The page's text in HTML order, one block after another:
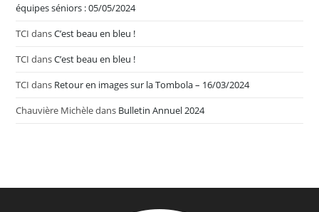
équipes séniors : 05/05/2024
TCI dansC’est beau en bleu !
TCI dansC’est beau en bleu !
TCI dans Retour en images sur la Tombola – 16/03/2024
Chauvière Michèledans Bulletin Annuel 2024